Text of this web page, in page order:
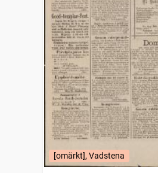
[omärkt], Vadstena